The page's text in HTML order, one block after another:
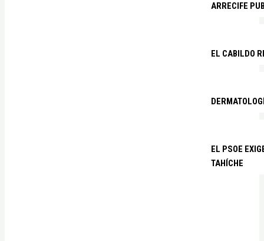
ARRECIFE
EL CABILDO
EL PSOE
TAHÍCHE